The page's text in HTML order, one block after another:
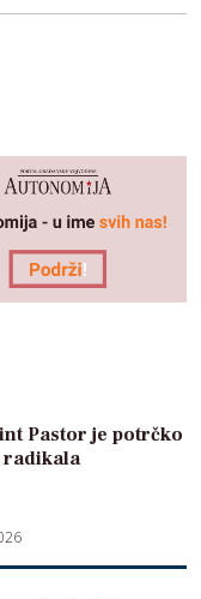
Pastor je potrčko
radikala